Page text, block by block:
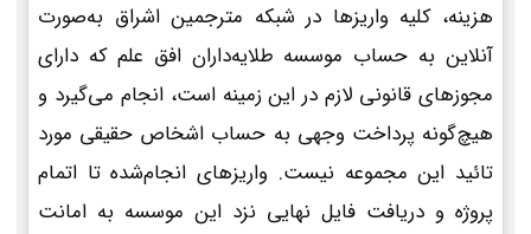
هزینه، کلیه واریزها در شبکه مترجمین اشراق به‌صورت
آنلاین به حساب موسسه طلایه‌داران افق علم که دارای
مجوزهای قانونی لازم در این زمینه است، انجام می‌گیرد و
هیچ‌گونه پرداخت وجهی به حساب اشخاص حقیقی مورد
تائید این مجموعه نیست. واریزهای انجام‌شده تا اتمام
پروژه و دریافت فایل نهایی نزد این موسسه به امانت